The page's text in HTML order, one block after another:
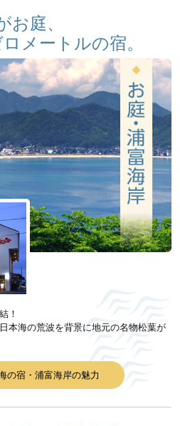
お庭、
メートルの宿。
！
本海の荒波を背景に地元の名物松葉が
の宿・浦富海岸の魅力